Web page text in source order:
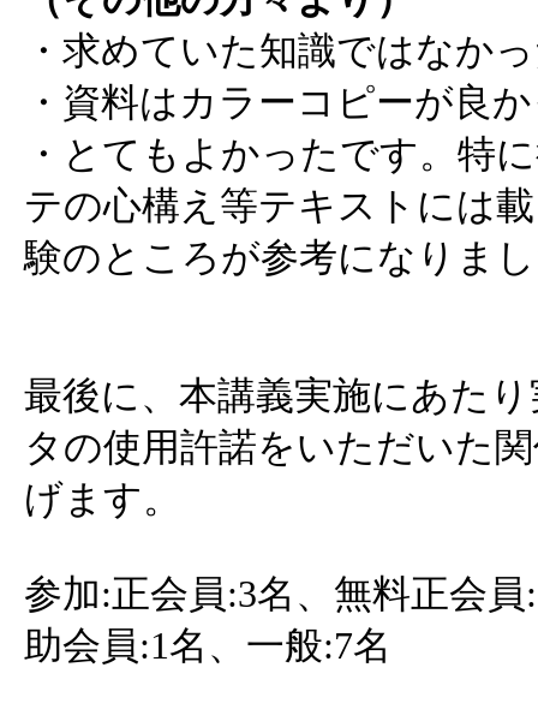
・求めていた知識ではなか
・資料はカラーコピーが良
・とてもよかったです。特
テの心構え等テキストには
験のところが参考になりま
最後に、本講義実施にあた
タの使用許諾をいただいた
げます。
参加:正会員:3名、無料正会
助会員:1名、一般:7名